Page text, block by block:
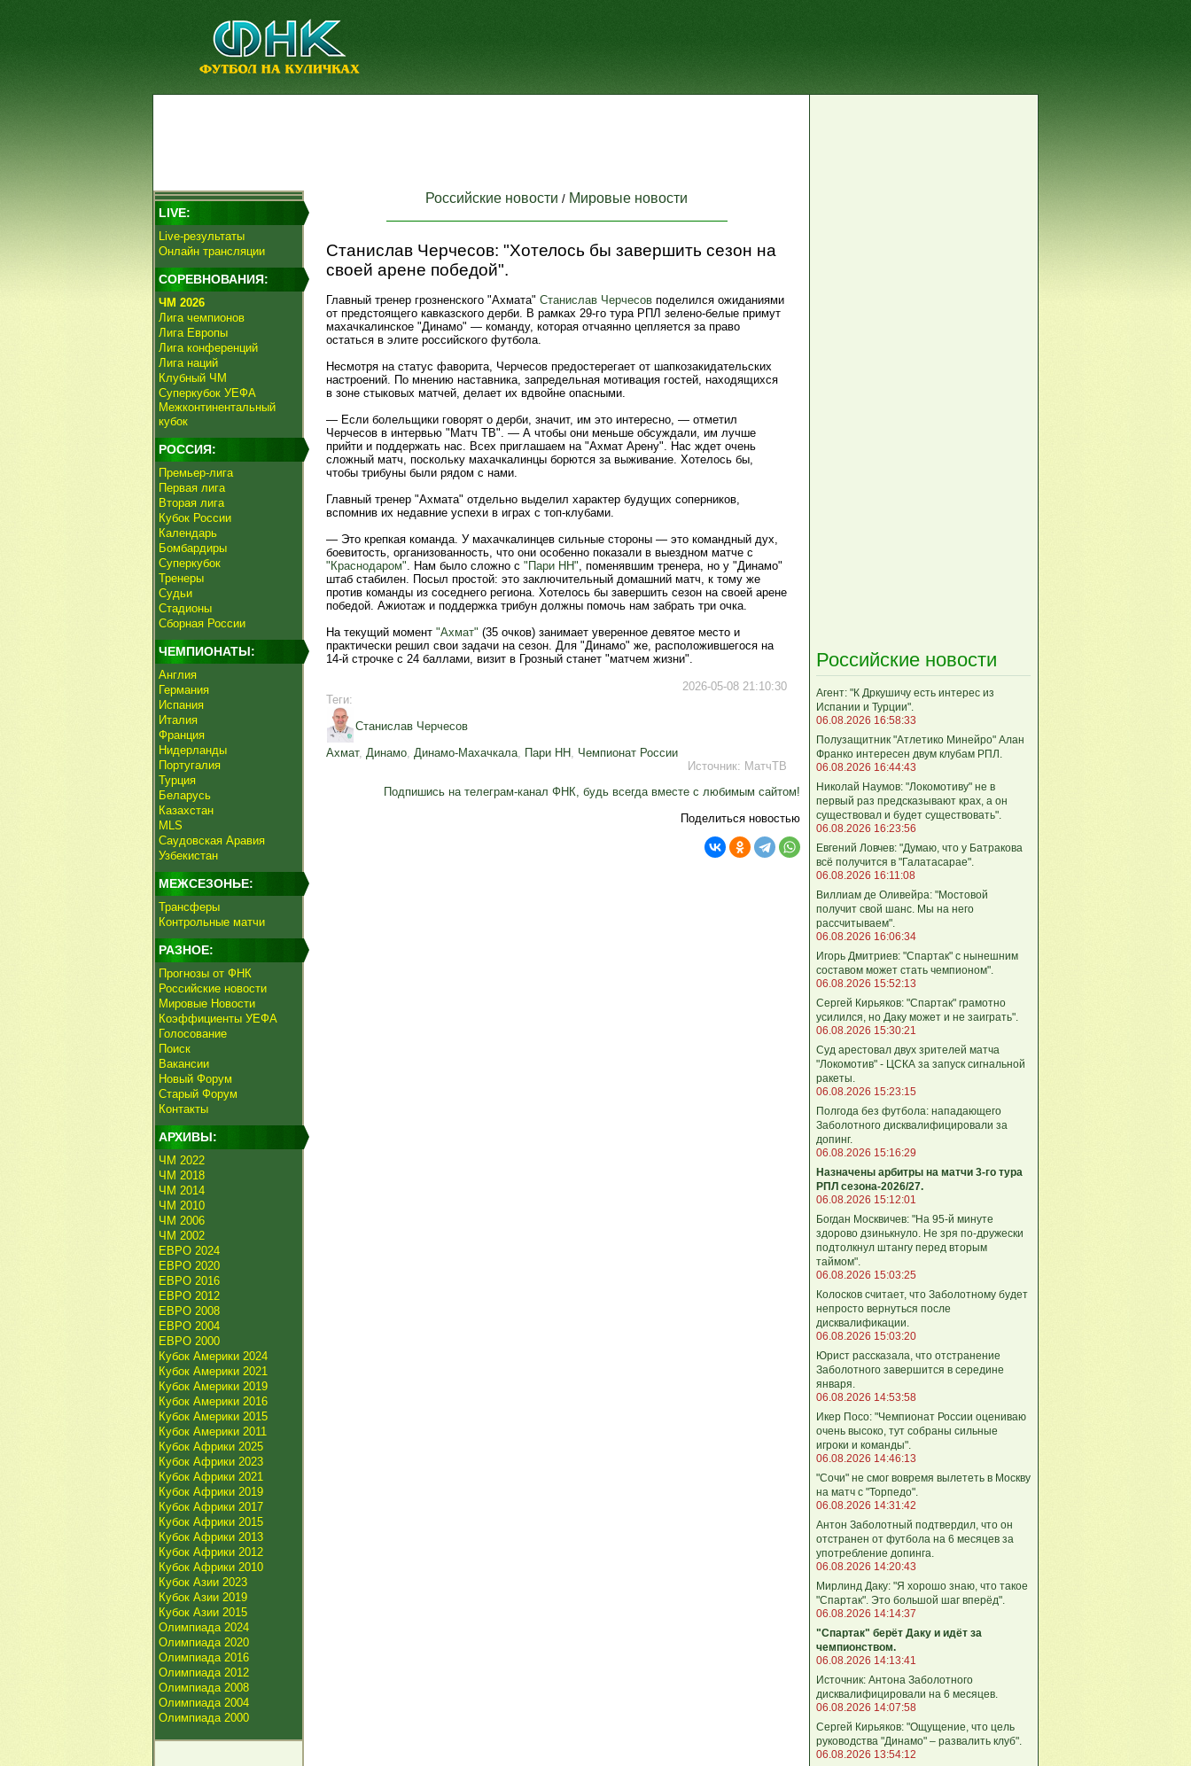
LIVE:
Live-результаты
Онлайн трансляции
СОРЕВНОВАНИЯ:
ЧМ 2026
Лига чемпионов
Лига Европы
Лига конференций
Лига наций
Клубный ЧМ
Суперкубок УЕФА
Межконтинентальный
кубок
РОССИЯ:
Премьер-лига
Первая лига
Вторая лига
Кубок России
Календарь
Бомбардиры
Суперкубок
Тренеры
Судьи
Стадионы
Сборная России
ЧЕМПИОНАТЫ:
Англия
Германия
Испания
Италия
Франция
Нидерланды
Португалия
Турция
Беларусь
Казахстан
MLS
Саудовская Аравия
Узбекистан
МЕЖСЕЗОНЬЕ:
Трансферы
Контрольные матчи
РАЗНОЕ:
Прогнозы от ФНК
Российские новости
Мировые Новости
Коэффициенты УЕФА
Голосование
Поиск
Вакансии
Новый Форум
Старый Форум
Контакты
АРХИВЫ:
ЧМ 2022
ЧМ 2018
ЧМ 2014
ЧМ 2010
ЧМ 2006
ЧМ 2002
ЕВРО 2024
ЕВРО 2020
ЕВРО 2016
ЕВРО 2012
ЕВРО 2008
ЕВРО 2004
ЕВРО 2000
Кубок Америки 2024
Кубок Америки 2021
Кубок Америки 2019
Кубок Америки 2016
Кубок Америки 2015
Кубок Америки 2011
Кубок Африки 2025
Кубок Африки 2023
Кубок Африки 2021
Кубок Африки 2019
Кубок Африки 2017
Кубок Африки 2015
Кубок Африки 2013
Кубок Африки 2012
Кубок Африки 2010
Кубок Азии 2023
Кубок Азии 2019
Кубок Азии 2015
Олимпиада 2024
Олимпиада 2020
Олимпиада 2016
Олимпиада 2012
Олимпиада 2008
Олимпиада 2004
Олимпиада 2000
Российские новости / Мировые новости
Станислав Черчесов: "Хотелось бы завершить сезон на
своей арене победой".
Главный тренер грозненского "Ахмата" Станислав Черчесов поделился ожиданиями
от предстоящего кавказского дерби. В рамках 29-го тура РПЛ зелено-белые примут
махачкалинское "Динамо" — команду, которая отчаянно цепляется за право
остаться в элите российского футбола.
Несмотря на статус фаворита, Черчесов предостерегает от шапкозакидательских
настроений. По мнению наставника, запредельная мотивация гостей, находящихся
в зоне стыковых матчей, делает их вдвойне опасными.
— Если болельщики говорят о дерби, значит, им это интересно, — отметил
Черчесов в интервью "Матч ТВ". — А чтобы они меньше обсуждали, им лучше
прийти и поддержать нас. Всех приглашаем на "Ахмат Арену". Нас ждет очень
сложный матч, поскольку махачкалинцы борются за выживание. Хотелось бы,
чтобы трибуны были рядом с нами.
Главный тренер "Ахмата" отдельно выделил характер будущих соперников,
вспомнив их недавние успехи в играх с топ-клубами.
— Это крепкая команда. У махачкалинцев сильные стороны — это командный дух,
боевитость, организованность, что они особенно показали в выездном матче с
"Краснодаром". Нам было сложно с "Пари НН", поменявшим тренера, но у "Динамо"
штаб стабилен. Посыл простой: это заключительный домашний матч, к тому же
против команды из соседнего региона. Хотелось бы завершить сезон на своей арене
победой. Ажиотаж и поддержка трибун должны помочь нам забрать три очка.
На текущий момент "Ахмат" (35 очков) занимает уверенное девятое место и
практически решил свои задачи на сезон. Для "Динамо" же, расположившегося на
14-й строчке с 24 баллами, визит в Грозный станет "матчем жизни".
2026-05-08 21:10:30
Теги:
Станислав Черчесов
Ахмат, Динамо, Динамо-Махачкала, Пари НН , Чемпионат России
Источник: МатчТВ
Подпишись на телеграм-канал ФНК, будь всегда вместе с любимым сайтом!
Поделиться новостью
Российские новости
Агент: "К Дркушичу есть интерес из
Испании и Турции".
06.08.2026 16:58:33
Полузащитник "Атлетико Минейро" Алан
Франко интересен двум клубам РПЛ.
06.08.2026 16:44:43
Николай Наумов: "Локомотиву" не в
первый раз предсказывают крах, а он
существовал и будет существовать".
06.08.2026 16:23:56
Евгений Ловчев: "Думаю, что у Батракова
всё получится в "Галатасарае".
06.08.2026 16:11:08
Виллиам де Оливейра: "Мостовой
получит свой шанс. Мы на него
рассчитываем".
06.08.2026 16:06:34
Игорь Дмитриев: "Спартак" с нынешним
составом может стать чемпионом".
06.08.2026 15:52:13
Сергей Кирьяков: "Спартак" грамотно
усилился, но Даку может и не заиграть".
06.08.2026 15:30:21
Суд арестовал двух зрителей матча
"Локомотив" - ЦСКА за запуск сигнальной
ракеты.
06.08.2026 15:23:15
Полгода без футбола: нападающего
Заболотного дисквалифицировали за
допинг.
06.08.2026 15:16:29
Назначены арбитры на матчи 3-го тура
РПЛ сезона-2026/27.
06.08.2026 15:12:01
Богдан Москвичев: "На 95‑й минуте
здорово дзинькнуло. Не зря по‑дружески
подтолкнул штангу перед вторым
таймом".
06.08.2026 15:03:25
Колосков считает, что Заболотному будет
непросто вернуться после
дисквалификации.
06.08.2026 15:03:20
Юрист рассказала, что отстранение
Заболотного завершится в середине
января.
06.08.2026 14:53:58
Икер Посо: "Чемпионат России оцениваю
очень высоко, тут собраны сильные
игроки и команды".
06.08.2026 14:46:13
"Сочи" не смог вовремя вылететь в Москву
на матч с "Торпедо".
06.08.2026 14:31:42
Антон Заболотный подтвердил, что он
отстранен от футбола на 6 месяцев за
употребление допинга.
06.08.2026 14:20:43
Мирлинд Даку: "Я хорошо знаю, что такое
"Спартак". Это большой шаг вперёд".
06.08.2026 14:14:37
"Спартак" берёт Даку и идёт за
чемпионством.
06.08.2026 14:13:41
Источник: Антона Заболотного
дисквалифицировали на 6 месяцев.
06.08.2026 14:07:58
Сергей Кирьяков: "Ощущение, что цель
руководства "Динамо" – развалить клуб".
06.08.2026 13:54:12